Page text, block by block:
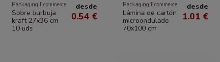
Packaging Ecommerce
Sobre burbuja
kraft 27x36 cm
10 uds
desde
0.54 €
Packaging Ecommerce
Lámina de cartón
microondulado
70x100 cm
desde
1.01 €